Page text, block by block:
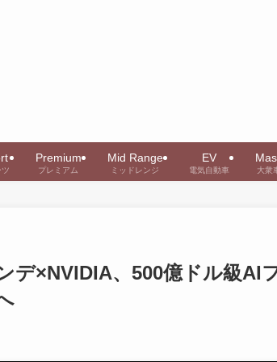
Premium
プレミアム
Mid Range
ミッドレンジ
EV
電気自動車 大衆
デ×NVIDIA、500億ドル級AI